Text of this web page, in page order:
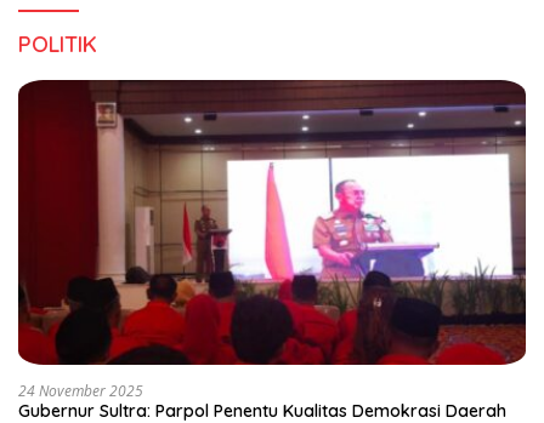
POLITIK
24 November 2025
Gubernur Sultra: Parpol Penentu Kualitas Demokrasi Daerah